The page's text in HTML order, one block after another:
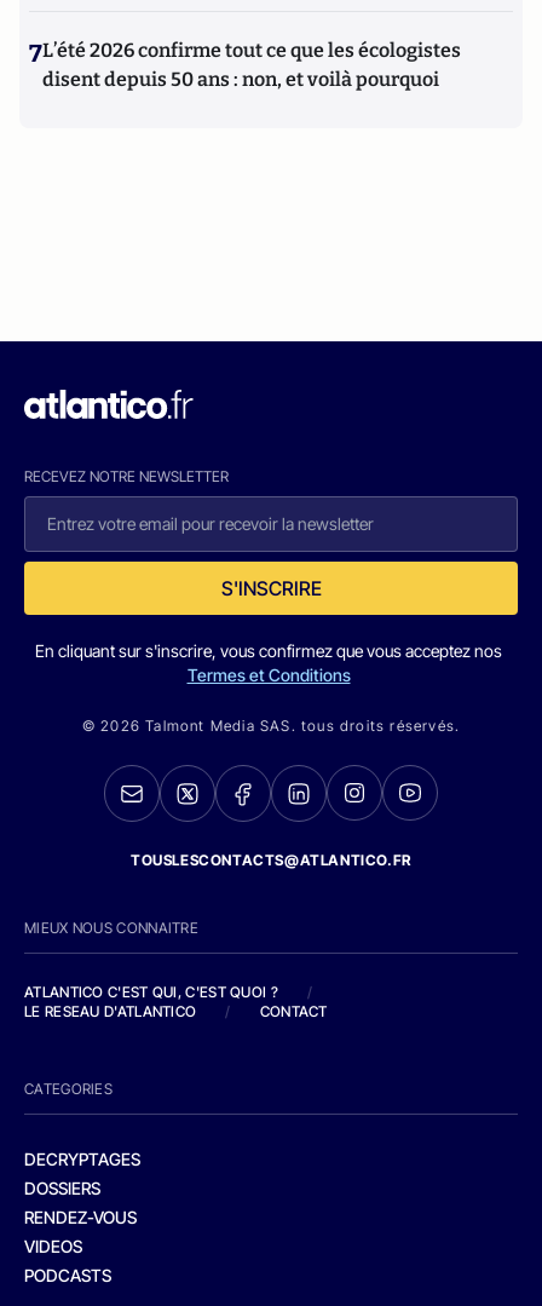
7L’été 2026 confirme tout ce que les écologistes
disent depuis 50 ans : non, et voilà pourquoi
RECEVEZ NOTRE NEWSLETTER
S'INSCRIRE
En cliquant sur s'inscrire, vous confirmez que vous acceptez nos
Termes et Conditions
© 2026 Talmont Media SAS. tous droits réservés.
TOUSLESCONTACTS@ATLANTICO.FR
MIEUX NOUS CONNAITRE
ATLANTICO C'EST QUI, C'EST QUOI ?
/
LE RESEAU D'ATLANTICO
/ CONTACT
CATEGORIES
DECRYPTAGES
DOSSIERS
RENDEZ-VOUS
VIDEOS
PODCASTS